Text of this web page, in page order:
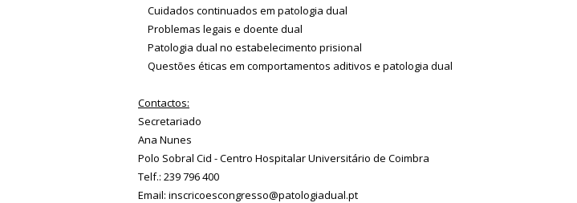
Cuidados continuados em patologia dual
Problemas legais e doente dual
Patologia dual no estabelecimento prisional
Questões éticas em comportamentos aditivos e patologia dual
Contactos:
Secretariado
Ana Nunes
Polo Sobral Cid - Centro Hospitalar Universitário de Coimbra
Telf.: 239 796 400
Email: inscricoescongresso@patologiadual.pt